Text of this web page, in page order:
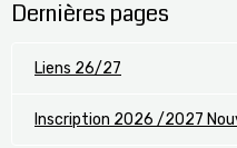
Dernières pages
Liens 26/27
Inscription 2026 /2027